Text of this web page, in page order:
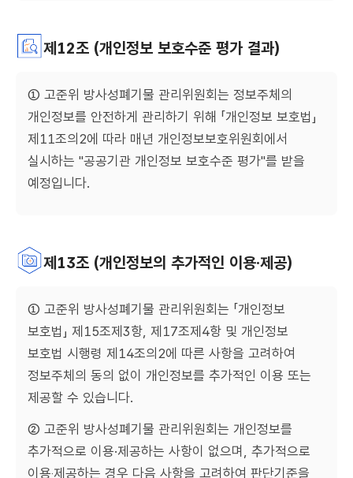
제12조 (개인정보 보호수준 평가 결과)
① 고준위 방사성폐기물 관리위원회는 정보주체의
개인정보를 안전하게 관리하기 위해 「개인정보 보호법」
제11조의2에 따라 매년 개인정보보호위원회에서
실시하는 "공공기관 개인정보 보호수준 평가"를 받을
예정입니다.
제13조 (개인정보의 추가적인 이용·제공)
① 고준위 방사성폐기물 관리위원회는 「개인정보
보호법」 제15조제3항, 제17조제4항 및 개인정보
보호법 시행령 제14조의2에 따른 사항을 고려하여
정보주체의 동의 없이 개인정보를 추가적인 이용 또는
제공할 수 있습니다.
② 고준위 방사성폐기물 관리위원회는 개인정보를
추가적으로 이용·제공하는 사항이 없으며, 추가적으로
이용‧제공하는 경우 다음 사항을 고려하여 판단기준을